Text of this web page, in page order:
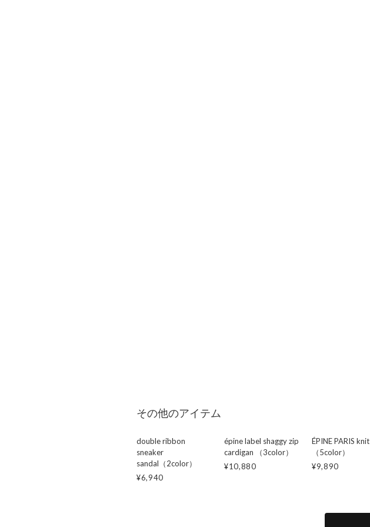
その他のアイテム
double ribbon
sneaker
sandal（2color）
¥6,940
épine label shaggy zip
cardigan （3color）
¥10,880
ÉPINE PARIS knit
（5color）
¥9,890